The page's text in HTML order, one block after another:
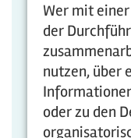
Wer mit
der
nutzen, über
oder zu den